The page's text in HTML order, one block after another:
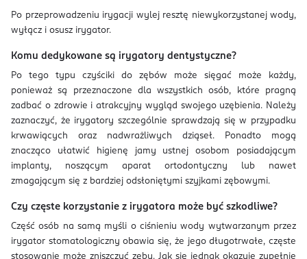
Po przeprowadzeniu irygacji wylej resztę niewykorzystanej wody,
wyłącz i osusz irygator.
Komu dedykowane są irygatory dentystyczne?
Po tego typu czyściki do zębów może sięgać może każdy,
ponieważ są przeznaczone dla wszystkich osób, które pragną
zadbać o zdrowie i atrakcyjny wygląd swojego uzębienia. Należy
zaznaczyć, że irygatory szczególnie sprawdzają się w przypadku
krwawiących oraz nadwrażliwych dziąseł. Ponadto mogą
znacząco ułatwić higienę jamy ustnej osobom posiadającym
implanty, noszącym aparat ortodontyczny lub nawet
zmagającym się z bardziej odsłoniętymi szyjkami zębowymi.
Czy częste korzystanie z irygatora może być szkodliwe?
Część osób na samą myśli o ciśnieniu wody wytwarzanym przez
irygator stomatologiczny obawia się, że jego długotrwałe, częste
stosowanie może zniszczyć zęby. Jak się jednak okazuje zupełnie